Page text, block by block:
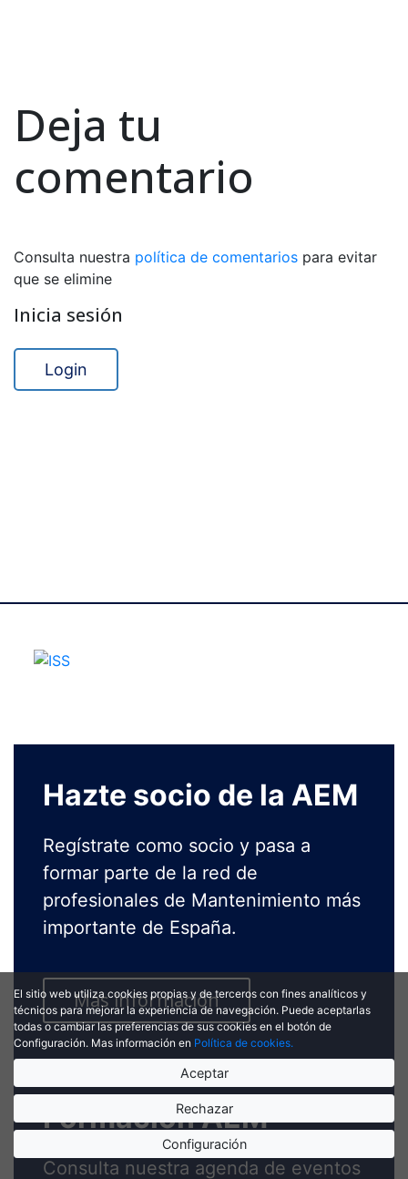
Deja tu
comentario
Consulta nuestra política de comentarios para evitar
que se elimine
Inicia sesión
Login
Hazte socio de la AEM
Regístrate como socio y pasa a
formar parte de la red de
profesionales de Mantenimiento más
importante de España.
Más información
Formación AEM
Consulta nuestra agenda de eventos
El sitio web utiliza cookies propias y de terceros con fines analíticos y
técnicos para mejorar la experiencia de navegación. Puede aceptarlas
todas o cambiar las preferencias de sus cookies en el botón de
Configuración. Mas información en Política de cookies.
Aceptar
Rechazar
Configuración